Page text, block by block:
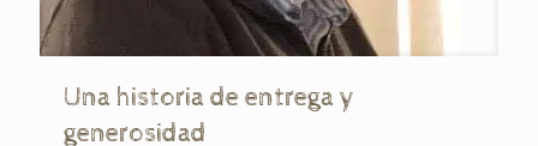
Una historia de entrega y
generosidad